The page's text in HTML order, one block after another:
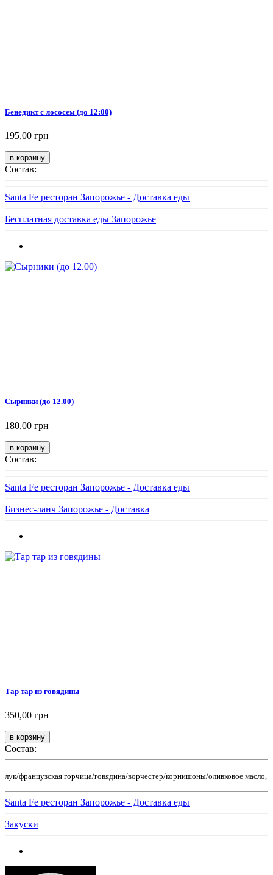
Бенедикт с лососем (до 12:00)
195,00 грн
Состав:
Santa Fe ресторан Запорожье - Доставка еды
Бесплатная доставка еды Запорожье
Сырники (до 12.00)
180,00 грн
Состав:
Santa Fe ресторан Запорожье - Доставка еды
Бизнес-ланч Запорожье - Доставка
Тар тар из говядины
350,00 грн
Состав:
лук/французская горчица/говядина/ворчестер/корнишоны/оливковое масло,
Santa Fe ресторан Запорожье - Доставка еды
Закуски